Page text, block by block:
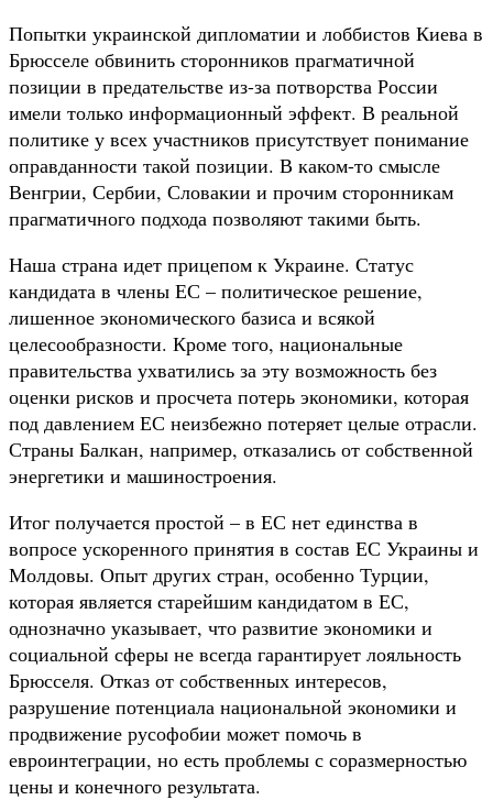
Попытки украинской дипломатии и лоббистов Киева в
Брюсселе обвинить сторонников прагматичной
позиции в предательстве из-за потворства России
имели только информационный эффект. В реальной
политике у всех участников присутствует понимание
оправданности такой позиции. В каком-то смысле
Венгрии, Сербии, Словакии и прочим сторонникам
прагматичного подхода позволяют такими быть.
Наша страна идет прицепом к Украине. Статус
кандидата в члены ЕС – политическое решение,
лишенное экономического базиса и всякой
целесообразности. Кроме того, национальные
правительства ухватились за эту возможность без
оценки рисков и просчета потерь экономики, которая
под давлением ЕС неизбежно потеряет целые отрасли.
Страны Балкан, например, отказались от собственной
энергетики и машиностроения.
Итог получается простой – в ЕС нет единства в
вопросе ускоренного принятия в состав ЕС Украины и
Молдовы. Опыт других стран, особенно Турции,
которая является старейшим кандидатом в ЕС,
однозначно указывает, что развитие экономики и
социальной сферы не всегда гарантирует лояльность
Брюсселя. Отказ от собственных интересов,
разрушение потенциала национальной экономики и
продвижение русофобии может помочь в
евроинтеграции, но есть проблемы с соразмерностью
цены и конечного результата.